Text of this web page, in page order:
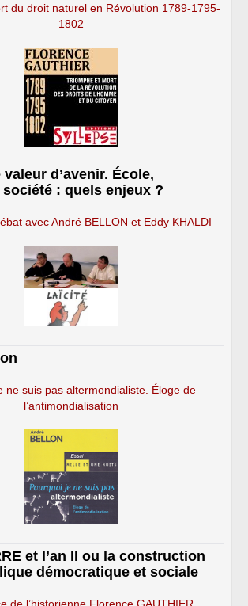
du droit naturel en Révolution 1789-1795-
1802
d’avenir. École,
: quels enjeux ?
avec André BELLON et Eddy KHALDI
ne suis pas altermondialiste. Éloge de
l’antimondialisation
et l’an II ou la construction
démocratique et sociale